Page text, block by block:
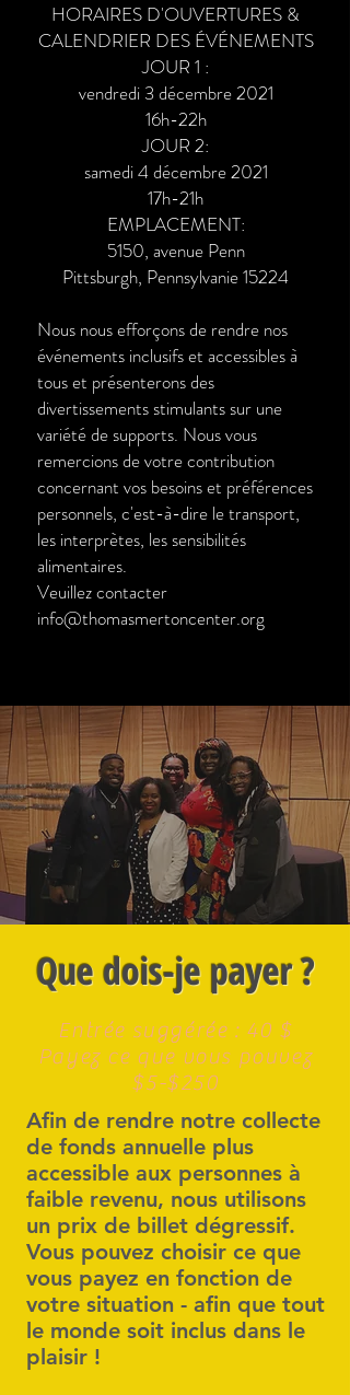
HORAIRES D'OUVERTURES &
CALENDRIER DES ÉVÉNEMENTS
JOUR 1 :
vendredi 3 décembre 2021
16h-22h
JOUR 2:
samedi 4 décembre 2021
17h-21h
EMPLACEMENT:
5150, avenue Penn
Pittsburgh, Pennsylvanie 15224
Nous nous efforçons de rendre nos
événements inclusifs et accessibles à
tous et présenterons des
divertissements stimulants sur une
variété de supports. Nous vous
remercions de votre contribution
concernant vos besoins et préférences
personnels, c'est-à-dire le transport,
les interprètes, les sensibilités
alimentaires.
Veuillez contacter
info@thomasmertoncenter.org
Que dois-je payer ?
Entrée suggérée : 40 $
Payez ce que vous pouvez
$5-$250
Afin de rendre notre collecte
de fonds annuelle plus
accessible aux personnes à
faible revenu, nous utilisons
un prix de billet dégressif.
Vous pouvez choisir ce que
vous payez en fonction de
votre situation - afin que tout
le monde soit inclus dans le
plaisir !